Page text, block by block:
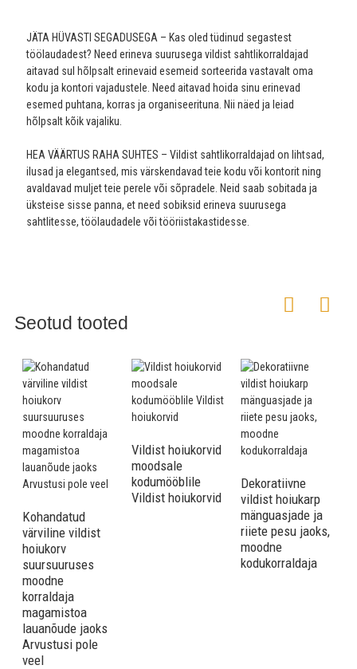
JÄTA HÜVASTI SEGADUSEGA – Kas oled tüdinud segastest
töölaudadest? Need erineva suurusega vildist sahtlikorraldajad
aitavad sul hõlpsalt erinevaid esemeid sorteerida vastavalt oma
kodu ja kontori vajadustele. Need aitavad hoida sinu erinevad
esemed puhtana, korras ja organiseerituna. Nii näed ja leiad
hõlpsalt kõik vajaliku.
HEA VÄÄRTUS RAHA SUHTES – Vildist sahtlikorraldajad on lihtsad,
ilusad ja elegantsed, mis värskendavad teie kodu või kontorit ning
avaldavad muljet teie perele või sõpradele. Neid saab sobitada ja
üksteise sisse panna, et need sobiksid erineva suurusega
sahtlitesse, töölaudadele või tööriistakastidesse.
komplektis
Vildist sahtli
korraldaja
hoiukast
Kontorilaua
korraldaja
sahtli
vaheseinad
100%
polüestervilt
3 mm
Ühevärviline;
Kahekordne
värv;
8-osaline
8 vildist sahtli korraldaja komplekt, vildist hoiukasti laua
korraldaja
* VAIKNE JA KRIIMUSKINNITAV DISAIN – Spetsiaalne vildist materjal
võimaldab vildist sahtli korraldajatel liikuda ilma ebameeldivaid
helisid tekitamata nagu metall või plastik. Need on tugevad,
vastupidavad, kriimustuskindlad ning mugava tunde ja pika
kasutuseaga.
väga hästi ehete, kosmeetika, kirjatarvete, mobiiltelefonide, kellade,
käsitöö jms hoidmiseks ja korraldamiseks. Need on ka ideaalne
kingitus pidudeks, sünnipäevadeks, sissekolimiseks ja erilisteks
pühadeks.
lemmikvärv, võite meile oma mõtteid jagada.
Aitame teil oma ideedest reaalseid tooteid luua ja meil on
professionaalne disainimeeskond, kes saab teile eelnevalt
disainijooniseid teha. Allpool on meie värvikaart ja vastuvõetavad
viisid logo kohandamiseks:
Seotud tooted
Kohandatud
värviline vildist
hoiukorv
suursuuruses
moodne
korraldaja
magamistoa
lauanõude jaoks
Arvustusi pole
veel
Vildist hoiukorvid
moodsale
kodumööblile
Vildist hoiukorvid
Dekoratiivne
vildist hoiukarp
mänguasjade ja
riiete pesu jaoks,
moodne
kodukorraldaja